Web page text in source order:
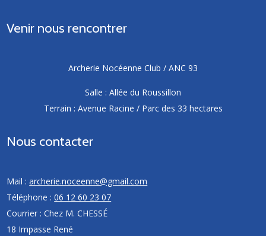
Venir nous rencontrer
Archerie Nocéenne Club / ANC 93
Salle : Allée du Roussillon
Terrain : Avenue Racine / Parc des 33 hectares
Nous contacter
Mail :archerie.noceenne@gmail.com
Téléphone :06 12 60 23 07
Courrier : Chez M. CHESSÉ
18 Impasse René